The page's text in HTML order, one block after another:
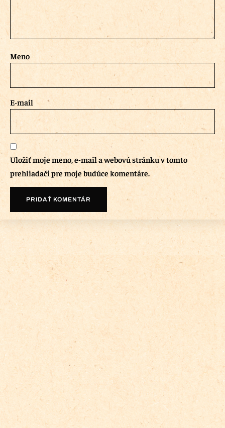
Meno
E-mail
Uložiť moje meno, e-mail a webovú stránku v tomto
prehliadači pre moje budúce komentáre.